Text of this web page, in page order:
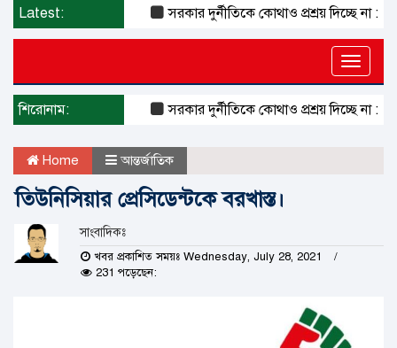
Latest: সরকার দুর্নীতিকে কোথাও প্রশ্রয় দিচ্ছে না : দুদক
Toggle
শিরোনাম: সরকার দুর্নীতিকে কোথাও প্রশ্রয় দিচ্ছে না : দুদক
Home আন্তর্জাতিক
তিউনিসিয়ার প্রেসিডেন্টকে বরখাস্ত।
সাংবাদিকঃ
খবর প্রকাশিত সময়ঃ Wednesday, July 28, 2021
231 পড়েছেন: